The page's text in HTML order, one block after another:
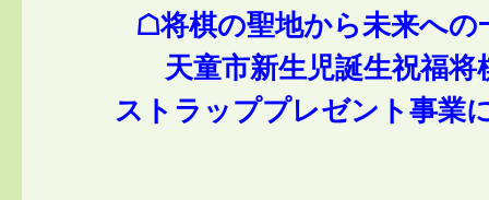
☖将棋の聖地から未来へ
天童市新生児誕生祝福将
ストラッププレゼント事業